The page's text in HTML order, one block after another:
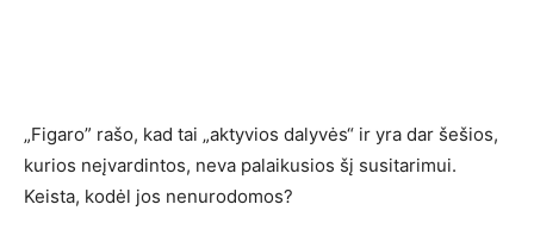
„Figaro” rašo, kad tai „aktyvios dalyvės“ ir yra dar šešios,
kurios neįvardintos, neva palaikusios šį susitarimui.
Keista, kodėl jos nenurodomos?